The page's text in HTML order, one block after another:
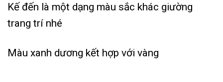
Kế đến là một dạng màu sắc khác giường
trang trí nhé
Màu xanh dương kết hợp với vàng